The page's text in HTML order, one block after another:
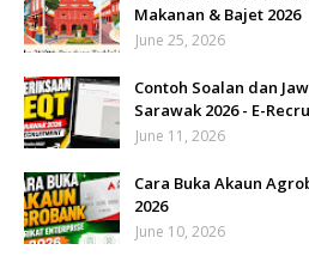
Makanan & Bajet 2026
June 25, 2026
Contoh Soalan dan
Sarawak 2026 - E-
June 11, 2026
Cara Buka Akaun
2026
June 10, 2026